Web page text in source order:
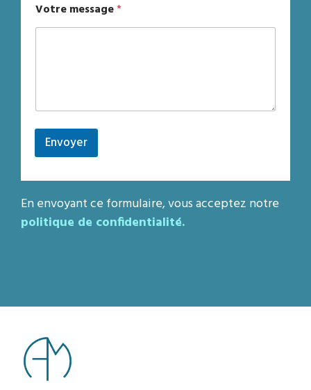
Votre message*
Envoyer
En envoyant ce formulaire, vous acceptez notre
politique de confidentialité.